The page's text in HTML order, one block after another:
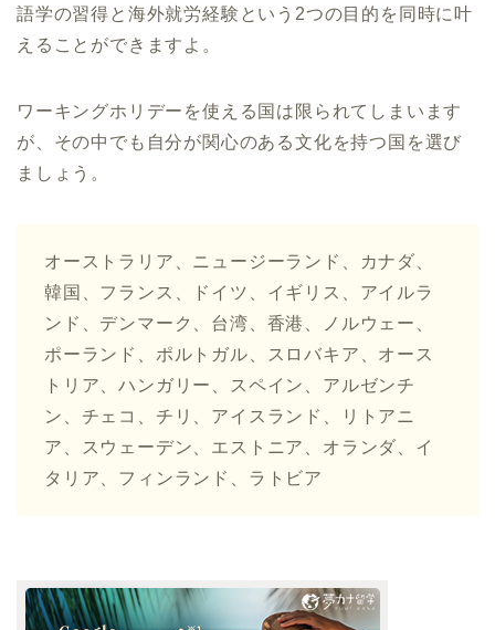
語学の習得と海外就労経験という2つの目的を同時に叶
えることができますよ。
ワーキングホリデーを使える国は限られてしまいます
が、その中でも自分が関心のある文化を持つ国を選び
ましょう。
オーストラリア、ニュージーランド、カナダ、
韓国、フランス、ドイツ、イギリス、アイルラ
ンド、デンマーク、台湾、香港、ノルウェー、
ポーランド、ポルトガル、スロバキア、オース
トリア、ハンガリー、スペイン、アルゼンチ
ン、チェコ、チリ、アイスランド、リトアニ
ア、スウェーデン、エストニア、オランダ、イ
タリア、フィンランド、ラトビア